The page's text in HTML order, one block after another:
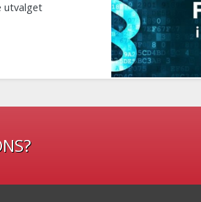
utvalget